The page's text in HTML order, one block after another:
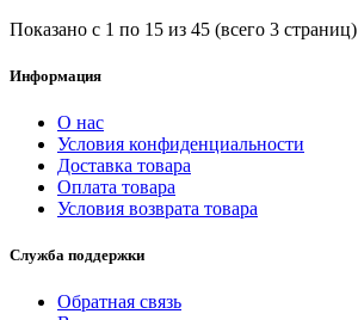
Показано с 1 по 15 из 45 (всего 3 страниц)
Информация
О нас
Условия конфиденциальности
Доставка товара
Оплата товара
Условия возврата товара
Служба поддержки
Обратная связь